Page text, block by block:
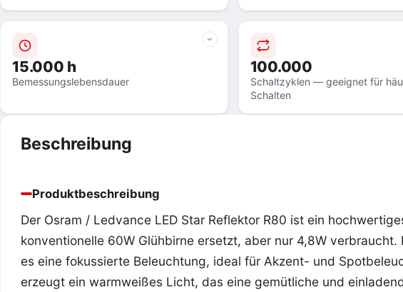
15.000 h
Bemessungslebensdauer
100.000
Schaltzyklen — geeignet für
Schalten
Beschreibung
Produktbeschreibung
Der Osram / Ledvance LED Star Reflektor R80 ist ein
konventionelle 60W Glühbirne ersetzt, aber nur 4,8W
es eine fokussierte Beleuchtung, ideal für Akzent- und
erzeugt ein warmweißes Licht, das eine gemütliche und